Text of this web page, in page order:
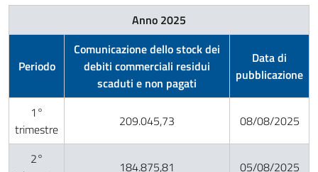
Anno 2025
Periodo
Comunicazione dello stock dei
debiti commerciali residui
scaduti e non pagati
Data di
pubblicazione
1°
trimestre
209.045,73 08/08/2025
2°
184.875,81 05/08/2025